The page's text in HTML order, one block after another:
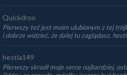
Quickdroo
Pierwszy też jest moim ulubionym z tej
i dobrze widzieć, że dalej tu zaglądasz,
hestia149
Pierwszy skradł moje serce najbardziej,